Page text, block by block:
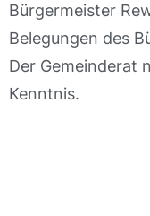
Bürgermeister
Belegungen des
Der Gemeinderat
Kenntnis.